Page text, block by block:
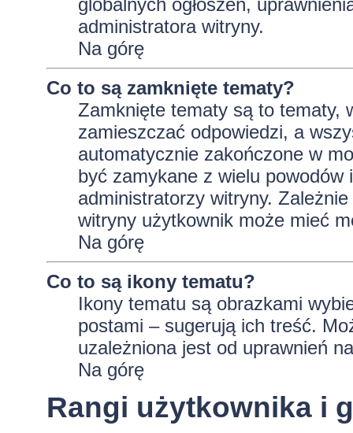
globalnych ogłoszeń,
administratora witryny.
Na górę
Co to są zamknięte tematy?
Zamknięte tematy są to tematy,
zamieszczać odpowiedzi, a
automatycznie zakończone w
być zamykane z wielu
administratorzy witryny.
witryny użytkownik może mieć
Na górę
Co to są ikony tematu?
Ikony tematu są obrazkami
postami – sugerują ich treść.
uzależniona jest od uprawnień
Na górę
Rangi użytkownika i